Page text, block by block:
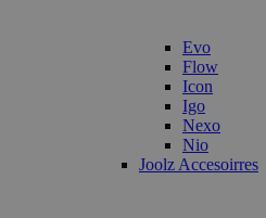
Evo
Flow
Icon
Igo
Nexo
Nio
Joolz Accesoirres